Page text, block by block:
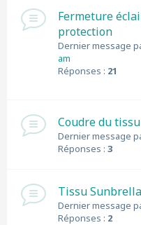
Fermeture
protection
Dernier message
am
Réponses : 21
Coudre du
Dernier message
Réponses : 3
Tissu Sunbrella
Dernier message
Réponses : 2